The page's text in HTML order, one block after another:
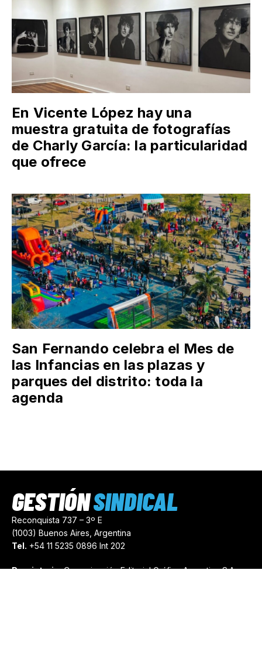
En Vicente López hay una
muestra gratuita de fotografías
de Charly García: la particularidad
que ofrece
San Fernando celebra el Mes de
las Infancias en las plazas y
parques del distrito: toda la
agenda
Reconquista 737 – 3º E
(1003) Buenos Aires, Argentina
Tel. +54 11 5235 0896 Int 202
Propietario:Comunicación Editorial Gráfica Argentina S.A.
GESTIÓNSINDICAL